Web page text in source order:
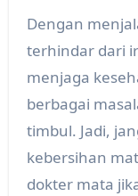
Dengan
terhindar dari
menjaga
berbagai
timbul. Jadi,
kebersihan
dokter mata